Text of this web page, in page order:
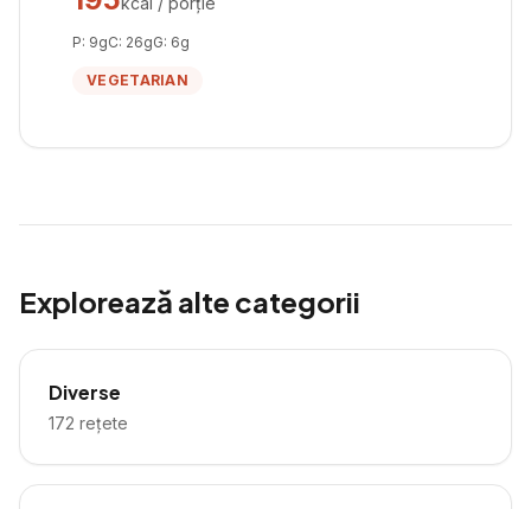
P: 9gC: 26gG: 6g
VEGETARIAN
Explorează alte categorii
Diverse
172 rețete